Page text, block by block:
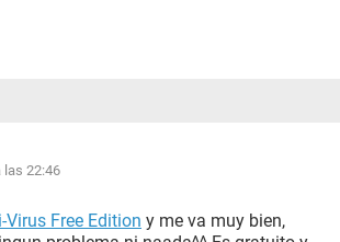
las 22:46
Virus Free Edition y me va muy bien,